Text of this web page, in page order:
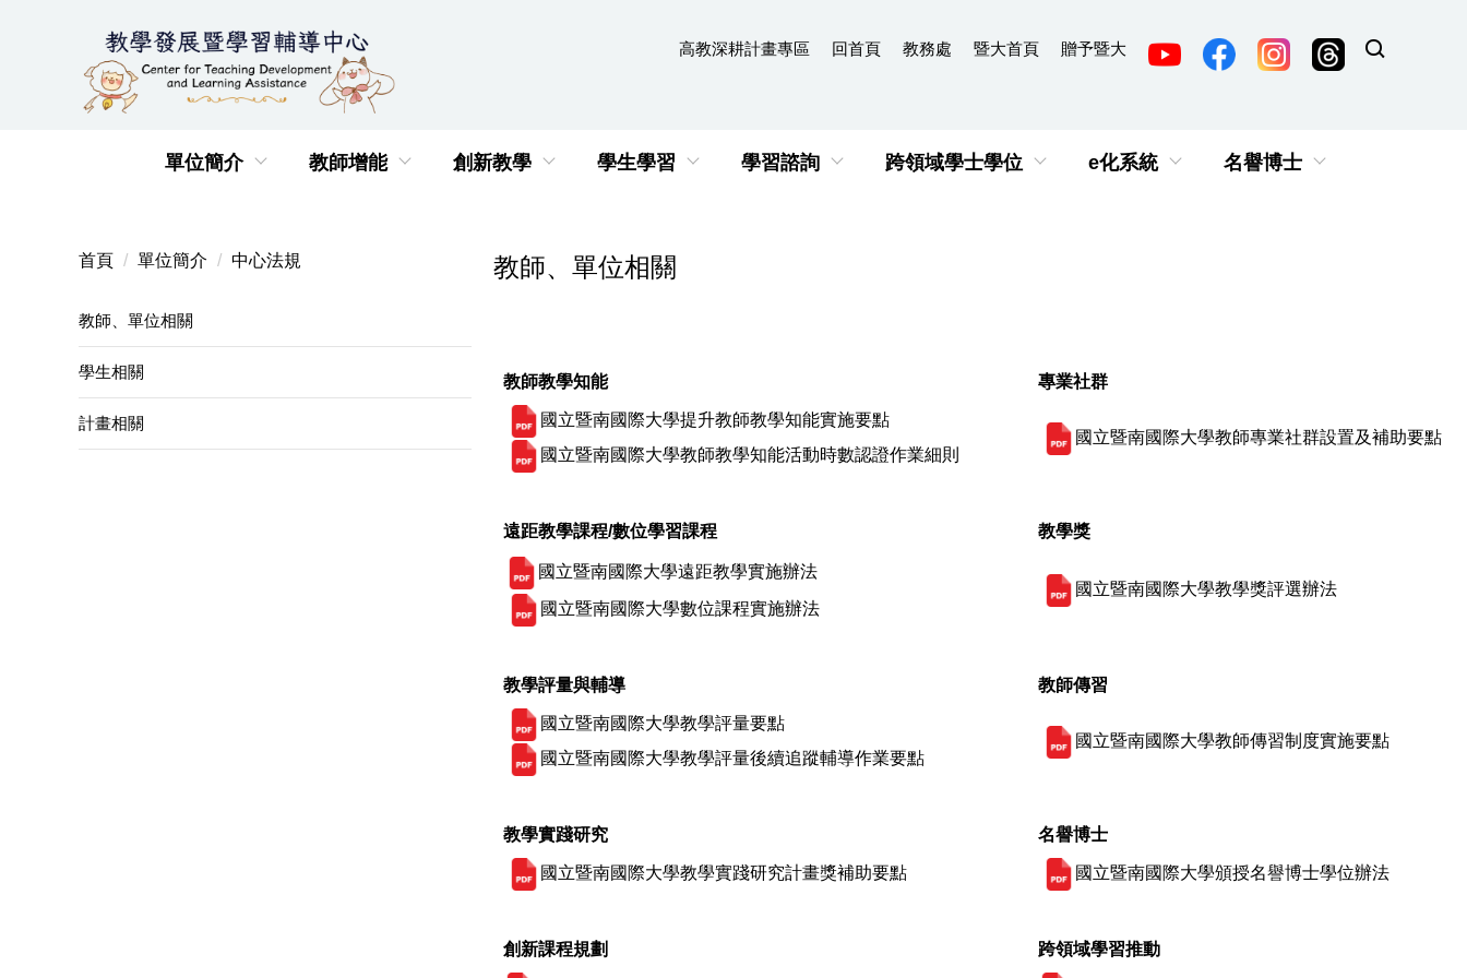
高教深耕計畫專區 回首頁 教務處 暨大首頁 贈予暨大
單位簡介 教師增能 創新教學 學生學習 學習諮詢 跨領域學士學位 e化系統 名譽博士
首頁 單位簡介 中心法規
教師、單位相關
學生相關
計畫相關
教師、單位相關
教師教學知能 專業社群
國立暨南國際大學提升教師教學知能實施要點
國立暨南國際大學教師教學知能活動時數認證作業細則
國立暨南國際大學教師專業社群設置及補助要點
遠距教學課程/數位學習課程 教學獎
國立暨南國際大學遠距教學實施辦法
國立暨南國際大學數位課程實施辦法
國立暨南國際大學教學獎評選辦法
教學評量與輔導 教師傳習
國立暨南國際大學教學評量要點
國立暨南國際大學教學評量後續追蹤輔導作業要點
國立暨南國際大學教師傳習制度實施要點
教學實踐研究 名譽博士
國立暨南國際大學教學實踐研究計畫獎補助要點 國立暨南國際大學頒授名譽博士學位辦法
創新課程規劃 跨領域學習推動